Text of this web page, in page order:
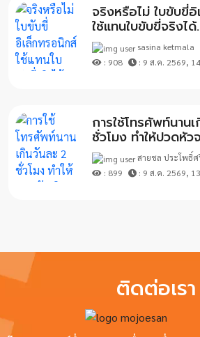
จริงหรือไม่ ใบขับขี่
ใช้แทนใบขับขี่จริงได้
sasina ketmala
: 908
: 9 ส.ค. 2569,
การใช้โทรศัพท์นาน
ชั่วโมง ทำให้ปวดหัว
สายชล ประโพธิ์ศ
: 899
: 9 ส.ค. 2569,
ติดต่อเรา